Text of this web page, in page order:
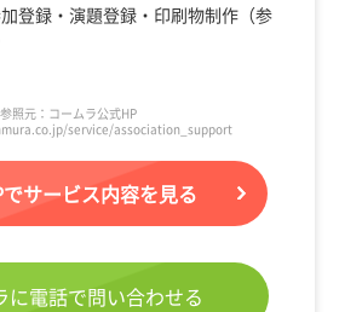
登録・演題登録・印刷物制作（参
参照元：コームラ公式HP
service/association_support
サービス内容を見る
に電話で問い合わせる